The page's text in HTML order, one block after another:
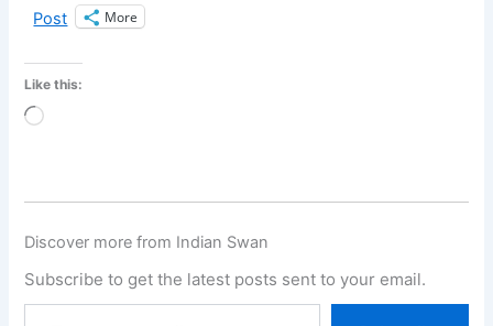
Post More
Like this:
Loading…
Discover more from Indian Swan
Subscribe to get the latest posts sent to your email.